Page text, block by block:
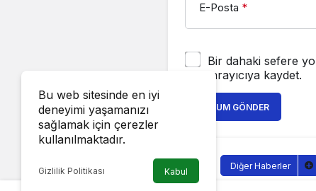
E-Posta *
Bir dahaki sefere
tarayıcıya kaydet.
YORUM GÖNDER
Diğer Haberler
Bu web sitesinde en iyi
deneyimi yaşamanızı
sağlamak için çerezler
kullanılmaktadır.
Gizlilik Politikası Kabul